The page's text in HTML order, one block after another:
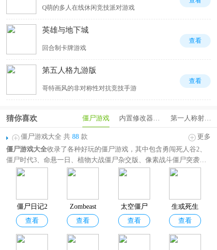
Q萌的多人在线休闲竞技派对游戏
英雄与地下城
回合制卡牌游戏
查看
第五人格九游版
哥特画风的非对称性对抗竞技手游
查看
僵尸游戏 内置修改器游戏 第一人称射击手游
猜你喜欢
僵尸游戏大全 共 88 款
更多
僵尸游戏大全收录了各种好玩的僵尸游戏，其中包含勇闯死人谷2、
僵尸时代3、命悬一日、植物大战僵尸杂交版、像素战斗僵尸突袭、
超级月亮沙盒2、勇闯死人谷、僵尸森林3等各种僵尸类手机游戏。不
享收藏！
僵尸日记2
(Zombie D
iary2)
查看
Zombeast
查看
太空僵尸
射手
查看
生或死生
存中文最
新版
查看